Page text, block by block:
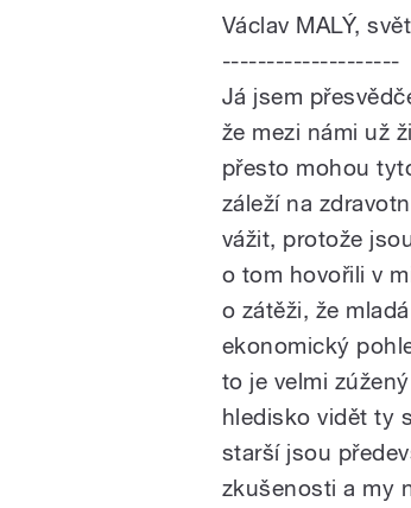
Václav MALÝ,
--------------------
Já jsem
že mezi námi už
přesto mohou
záleží na
vážit, protože
o tom hovořili v
o zátěži, že
ekonomický
to je velmi
hledisko vidět ty
starší jsou
zkušenosti a my